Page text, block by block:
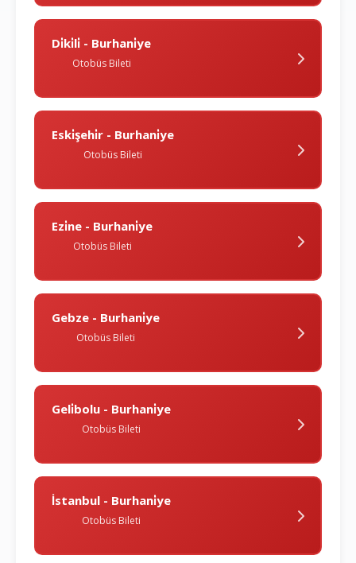
Di̇ki̇li̇ - Burhani̇ye
Otobüs Bileti
Eski̇şehi̇r - Burhani̇ye
Otobüs Bileti
Ezi̇ne - Burhani̇ye
Otobüs Bileti
Gebze - Burhani̇ye
Otobüs Bileti
Geli̇bolu - Burhani̇ye
Otobüs Bileti
İstanbul - Burhani̇ye
Otobüs Bileti